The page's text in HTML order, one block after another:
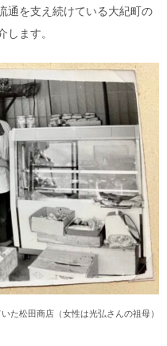
通を支え続けている大紀町の
します。
た松田商店（女性は光弘さんの祖母）